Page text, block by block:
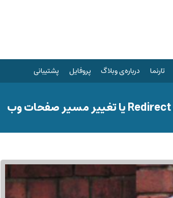
تارنما درباره‌ی وبلاگ پروفایل پشتیبانی